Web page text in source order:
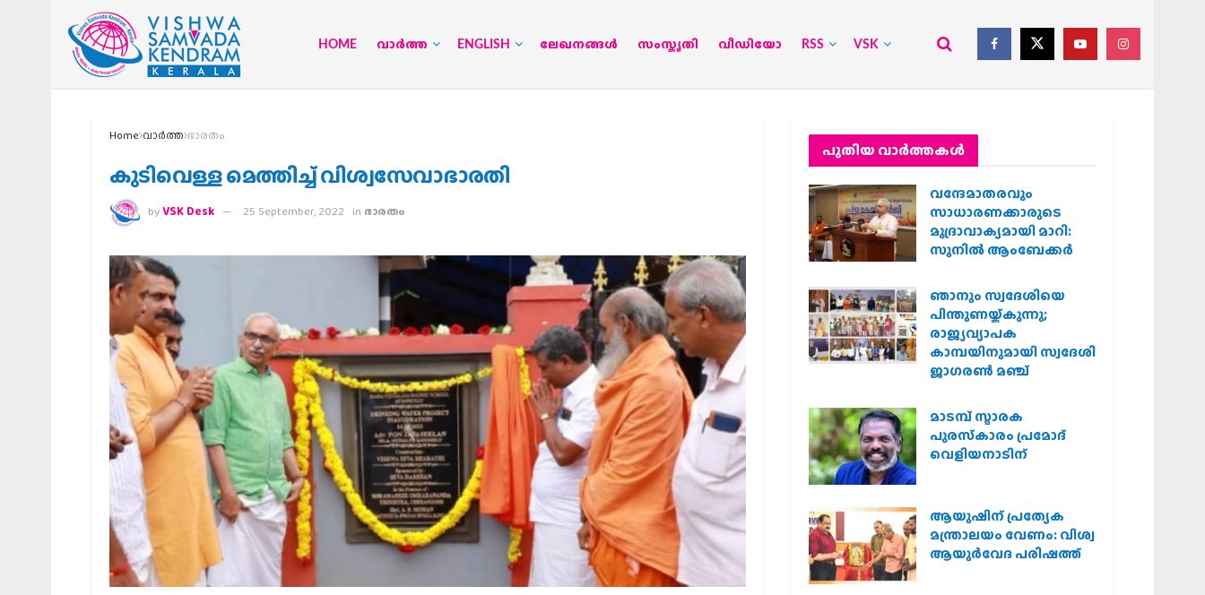
HOME വാര്‍ത്ത ENGLISH ലേഖനങ്ങള്‍ സംസ്കൃതി വീഡിയോ RSS VSK
Home വാര്‍ത്ത ഭാരതം
കുടിവെള്ള മെത്തിച്ച് വിശ്വസേവാഭാരതി
byVSK Desk 25 September, 2022 in ഭാരതം
പുതിയ വാര്‍ത്തകള്‍
വന്ദേമാതരവും
സാധാരണക്കാരുടെ
മുദ്രാവാക്യമായി മാറി:
സുനിൽ ആംബേക്കർ
ഞാനും സ്വദേശിയെ
പിന്തുണയ്ക്കുന്നു;
രാജ്യവ്യാപക
കാമ്പയിനുമായി സ്വദേശി
ജാഗരണ്‍ മഞ്ച്
മാടമ്പ് സ്മാരക
പുരസ്‌കാരം പ്രമോദ്
വെളിയനാടിന്
ആയുഷിന് പ്രത്യേക
മന്ത്രാലയം വേണം: വിശ്വ
ആയുര്‍വേദ പരിഷത്ത്